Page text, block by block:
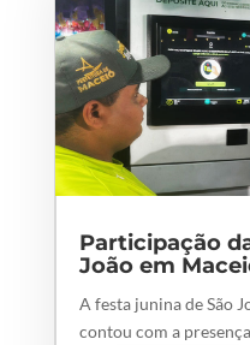
Participação
João em
A festa junina de São
contou com a